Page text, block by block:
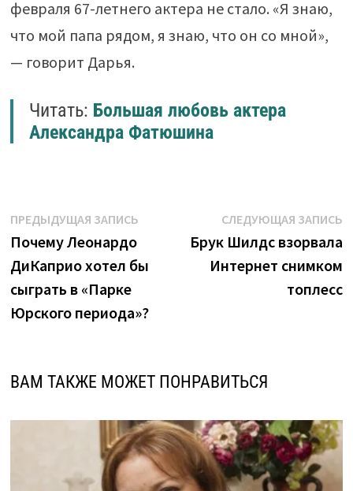
февраля 67-летнего актера не стало. «Я знаю,
что мой папа рядом, я знаю, что он со мной»,
— говорит Дарья.
Читать: Большая любовь актера
Александра Фатюшина
Навигация
по
записям
ПРЕДЫДУЩАЯ ЗАПИСЬПредыдущая
Почему Леонардо
ДиКаприо хотел бы
сыграть в «Парке
Юрского периода»?
СЛЕДУЮЩАЯ ЗАПИСЬ
Брук Шилдс взорвала
Интернет снимком
топлесс
ВАМ ТАКЖЕ МОЖЕТ ПОНРАВИТЬСЯ